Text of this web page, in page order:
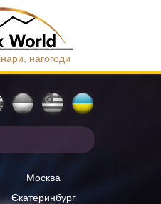
нагогоди
Москва
Єкатеринбург